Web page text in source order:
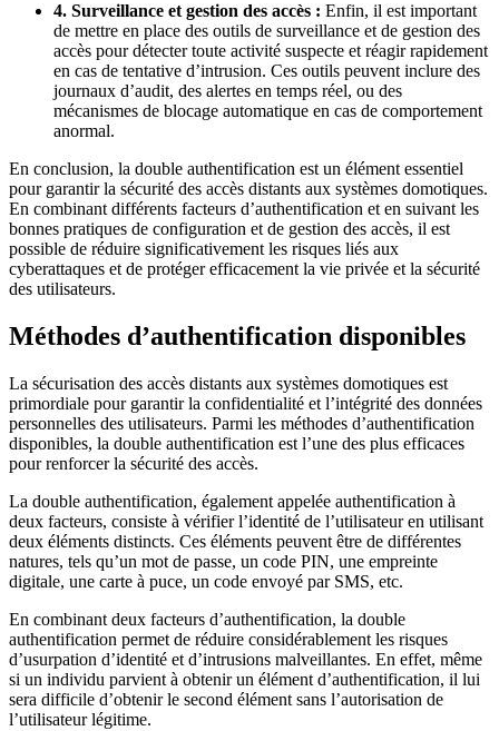
4. Surveillance et gestion des accès : Enfin, il est important
de mettre en place des outils de surveillance et de gestion des
accès pour détecter toute activité suspecte et réagir rapidement
en cas de tentative d’intrusion. Ces outils peuvent inclure des
journaux d’audit, des alertes en temps réel, ou des
mécanismes de blocage automatique en cas de comportement
anormal.
En conclusion, la double authentification est un élément essentiel
pour garantir la sécurité des accès distants aux systèmes domotiques.
En combinant différents facteurs d’authentification et en suivant les
bonnes pratiques de configuration et de gestion des accès, il est
possible de réduire significativement les risques liés aux
cyberattaques et de protéger efficacement la vie privée et la sécurité
des utilisateurs.
Méthodes d’authentification disponibles
La sécurisation des accès distants aux systèmes domotiques est
primordiale pour garantir la confidentialité et l’intégrité des données
personnelles des utilisateurs. Parmi les méthodes d’authentification
disponibles, la double authentification est l’une des plus efficaces
pour renforcer la sécurité des accès.
La double authentification, également appelée authentification à
deux facteurs, consiste à vérifier l’identité de l’utilisateur en utilisant
deux éléments distincts. Ces éléments peuvent être de différentes
natures, tels qu’un mot de passe, un code PIN, une empreinte
digitale, une carte à puce, un code envoyé par SMS, etc.
En combinant deux facteurs d’authentification, la double
authentification permet de réduire considérablement les risques
d’usurpation d’identité et d’intrusions malveillantes. En effet, même
si un individu parvient à obtenir un élément d’authentification, il lui
sera difficile d’obtenir le second élément sans l’autorisation de
l’utilisateur légitime.